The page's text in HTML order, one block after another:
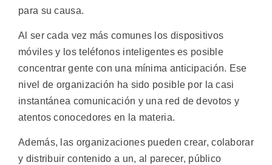
para su causa.
Al ser cada vez más comunes los dispositivos
móviles y los teléfonos inteligentes es posible
concentrar gente con una mínima anticipación. Ese
nivel de organización ha sido posible por la casi
instantánea comunicación y una red de devotos y
atentos conocedores en la materia.
Además, las organizaciones pueden crear, colaborar
y distribuir contenido a un, al parecer, público